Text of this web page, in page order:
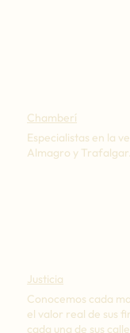
Chamberí
Especialistas en la
Almagro y Trafalgar.
Justicia
Conocemos cada
el valor real de sus
cada una de sus